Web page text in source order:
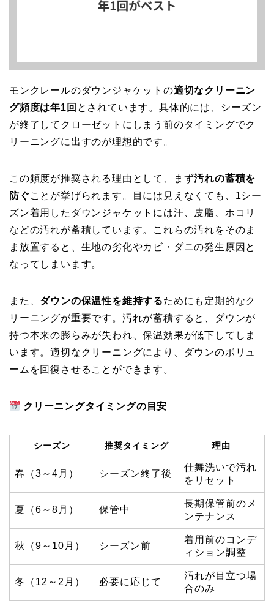
モンクレールのダウンジャケットの適切なクリーニン
グ頻度は年1回 とされています。具体的には、シーズン
が終了してクローゼットにしまう前のタイミングでク
リーニングに出すのが理想的です。
この頻度が推奨される理由として、まず汚れの蓄積を
防ぐ ことが挙げられます。目には見えなくても、1シー
ズン着用したダウンジャケットには汗、皮脂、ホコリ
などの汚れが蓄積しています。これらの汚れをそのま
ま放置すると、生地の劣化やカビ・ダニの発生原因と
なってしまいます。
また、 ダウンの保温性を維持するためにも定期的なク
リーニングが重要です。汚れが蓄積すると、ダウンが
持つ本来の膨らみが失われ、保温効果が低下してしま
います。適切なクリーニングにより、ダウンのボリュ
ームを回復させることができます。
クリーニングタイミングの目安
シーズン 推奨タイミング 理由
春（3～4月） シーズン終了後
仕舞洗いで汚れ
をリセット
夏（6～8月） 保管中
長期保管前のメ
ンテナンス
秋（9～10月） シーズン前
着用前のコンデ
ィション調整
冬（12～2月） 必要に応じて
汚れが目立つ場
合のみ